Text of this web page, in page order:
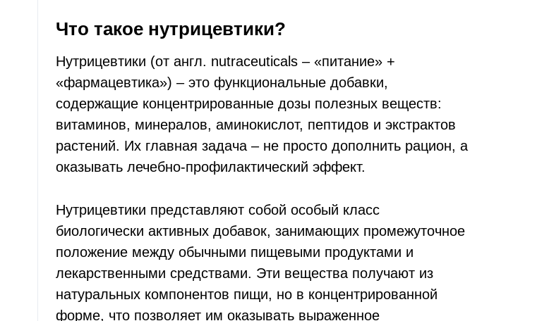
Что такое нутрицевтики?
Нутрицевтики (от англ. nutraceuticals – «питание» +
«фармацевтика») – это функциональные добавки,
содержащие концентрированные дозы полезных веществ:
витаминов, минералов, аминокислот, пептидов и экстрактов
растений. Их главная задача – не просто дополнить рацион, а
оказывать лечебно-профилактический эффект.
Нутрицевтики представляют собой особый класс
биологически активных добавок, занимающих промежуточное
положение между обычными пищевыми продуктами и
лекарственными средствами. Эти вещества получают из
натуральных компонентов пищи, но в концентрированной
форме, что позволяет им оказывать выраженное